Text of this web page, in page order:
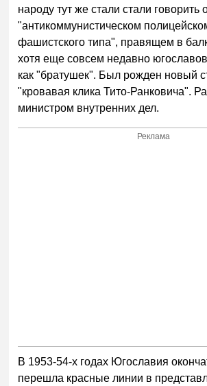
народу тут же стали стали говорить
"антикоммунистическом
фашистского типа", правящем в
хотя еще совсем недавно
как "братушек". Был рожден новый
"кровавая клика Тито-Ранковича".
министром внутренних дел.
Реклама
В 1953-54-х годах Югославия
перешла красные линии в